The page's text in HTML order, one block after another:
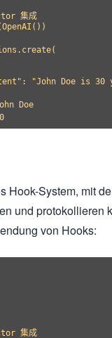
集成
"John Doe is 30
Doe
Hook-System, mit
und protokollieren
von Hooks:
集成